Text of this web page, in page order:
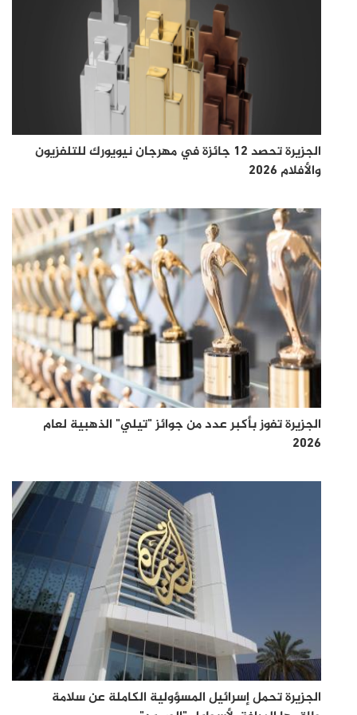
الجزيرة تحصد 12 جائزة في مهرجان نيويورك للتلفزيون
والأفلام 2026
الجزيرة تفوز بأكبر عدد من جوائز "تيلي" الذهبية لعام
2026
الجزيرة تحمل إسرائيل المسؤولية الكاملة عن سلامة